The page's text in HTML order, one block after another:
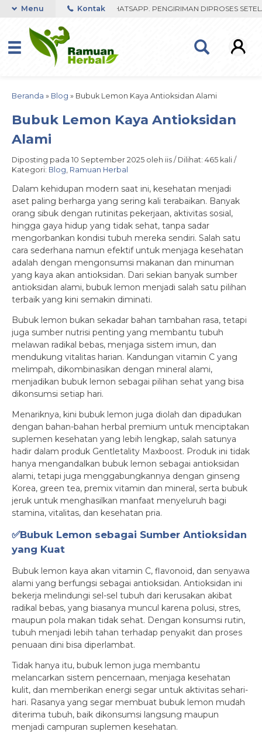
RESPON ORDER VIA WHATSAPP. PENGIRIMAN DIPROSES SETELAH
Menu Kontak
Beranda » Blog » Bubuk Lemon Kaya Antioksidan Alami
Bubuk Lemon Kaya Antioksidan
Alami
Diposting pada 10 September 2025 oleh iis / Dilihat: 465 kali /
Kategori: Blog, Ramuan Herbal
Dalam kehidupan modern saat ini, kesehatan menjadi
aset paling berharga yang sering kali terabaikan. Banyak
orang sibuk dengan rutinitas pekerjaan, aktivitas sosial,
hingga gaya hidup yang tidak sehat, tanpa sadar
mengorbankan kondisi tubuh mereka sendiri. Salah satu
cara sederhana namun efektif untuk menjaga kesehatan
adalah dengan mengonsumsi makanan dan minuman
yang kaya akan antioksidan. Dari sekian banyak sumber
antioksidan alami, bubuk lemon menjadi salah satu pilihan
terbaik yang kini semakin diminati.
Bubuk lemon bukan sekadar bahan tambahan rasa, tetapi
juga sumber nutrisi penting yang membantu tubuh
melawan radikal bebas, menjaga sistem imun, dan
mendukung vitalitas harian. Kandungan vitamin C yang
melimpah, dikombinasikan dengan mineral alami,
menjadikan bubuk lemon sebagai pilihan sehat yang bisa
dikonsumsi setiap hari.
Menariknya, kini bubuk lemon juga diolah dan dipadukan
dengan bahan-bahan herbal premium untuk menciptakan
suplemen kesehatan yang lebih lengkap, salah satunya
hadir dalam produk Gentletality Maxboost. Produk ini tidak
hanya mengandalkan bubuk lemon sebagai antioksidan
alami, tetapi juga menggabungkannya dengan ginseng
Korea, green tea, premix vitamin dan mineral, serta bubuk
jeruk untuk menghasilkan manfaat menyeluruh bagi
stamina, vitalitas, dan kesehatan pria.
✅Bubuk Lemon sebagai Sumber Antioksidan
yang Kuat
Bubuk lemon kaya akan vitamin C, flavonoid, dan senyawa
alami yang berfungsi sebagai antioksidan. Antioksidan ini
bekerja melindungi sel-sel tubuh dari kerusakan akibat
radikal bebas, yang biasanya muncul karena polusi, stres,
maupun pola makan tidak sehat. Dengan konsumsi rutin,
tubuh menjadi lebih tahan terhadap penyakit dan proses
penuaan dini bisa diperlambat.
Tidak hanya itu, bubuk lemon juga membantu
melancarkan sistem pencernaan, menjaga kesehatan
kulit, dan memberikan energi segar untuk aktivitas sehari-
hari. Rasanya yang segar membuat bubuk lemon mudah
diterima tubuh, baik dikonsumsi langsung maupun
menjadi campuran suplemen kesehatan.